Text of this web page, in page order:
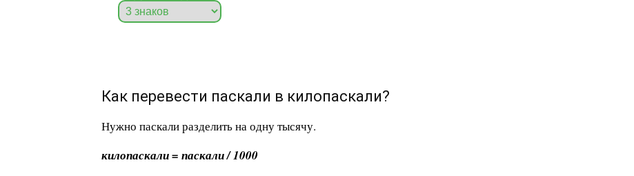
Как перевести паскали в килопаскали?
Нужно паскали разделить на одну тысячу.
килопаскали = паскали / 1000